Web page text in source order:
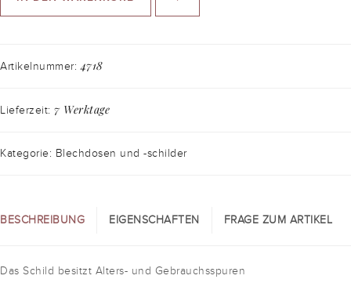
Artikelnummer:4718
Lieferzeit: 7 Werktage
Kategorie: Blechdosen und -schilder
BESCHREIBUNG EIGENSCHAFTEN FRAGE ZUM ARTIKEL
Das Schild besitzt Alters- und Gebrauchsspuren